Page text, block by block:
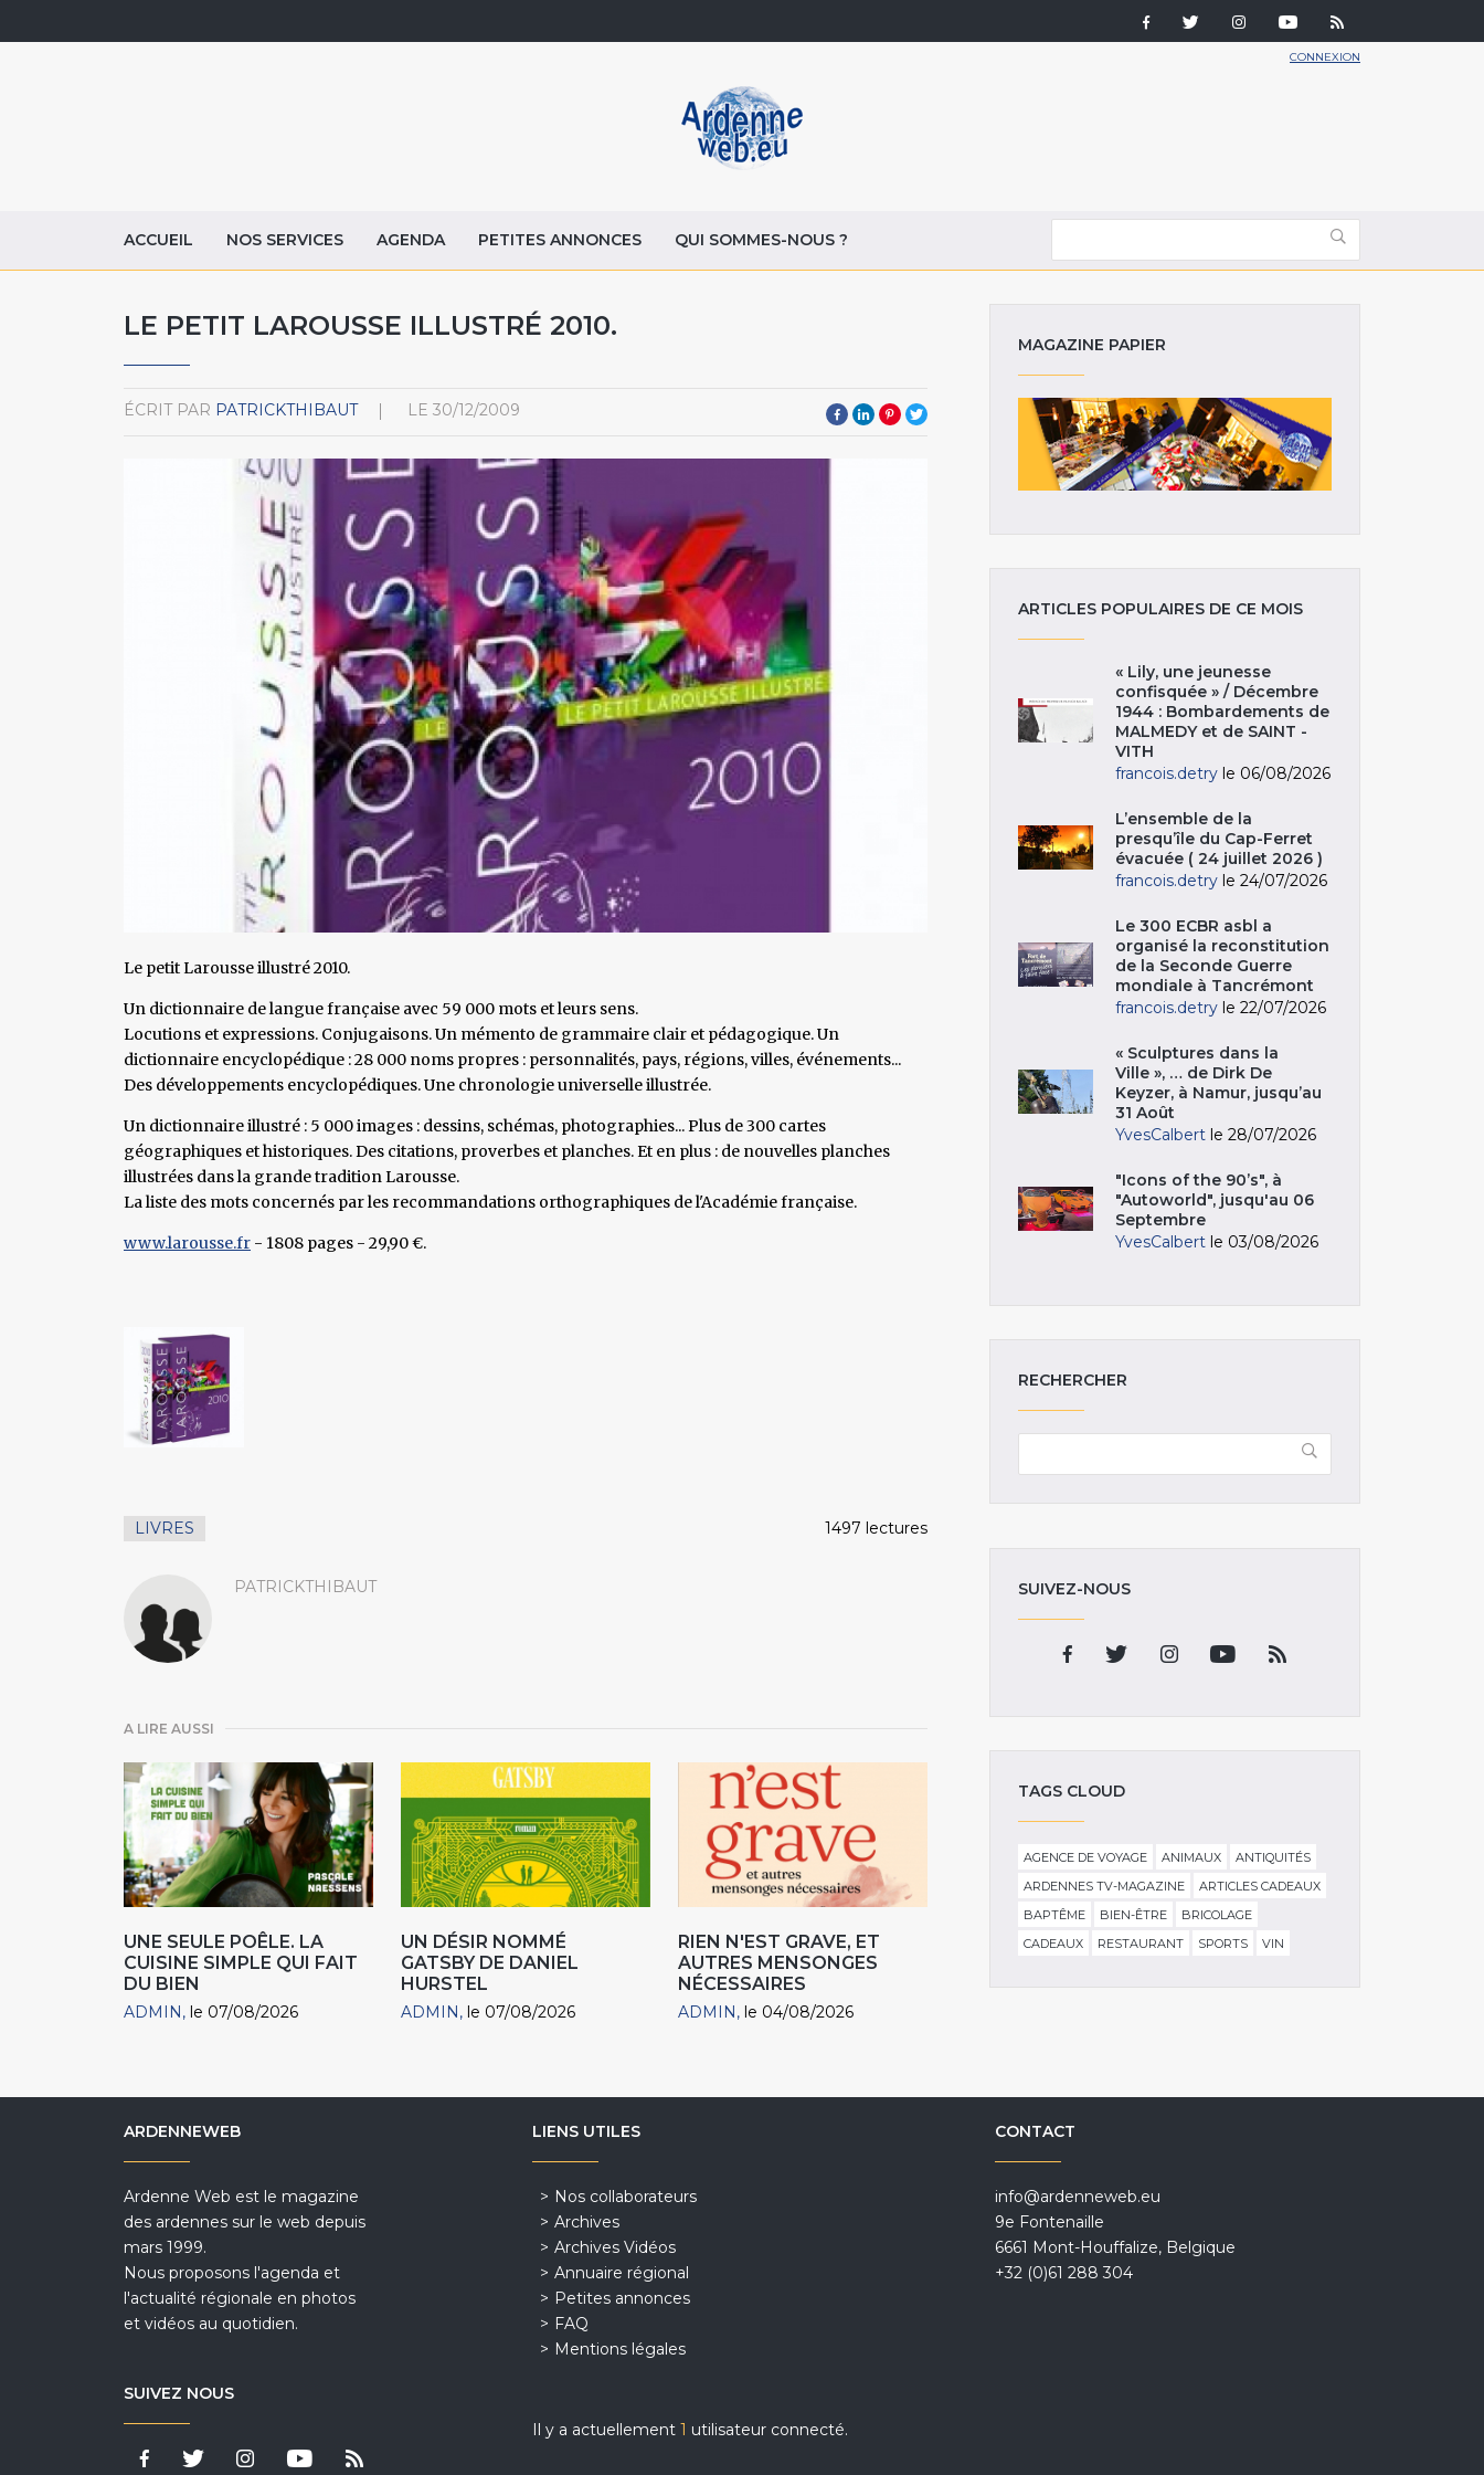
CONNEXION
ACCUEIL NOS SERVICES AGENDA PETITES ANNONCES QUI SOMMES-NOUS ?
LE PETIT LAROUSSE ILLUSTRÉ 2010.
ÉCRIT PAR PATRICKTHIBAUT LE 30/12/2009
Le petit Larousse illustré 2010.
Un dictionnaire de langue française avec 59 000 mots et leurs sens.
Locutions et expressions. Conjugaisons. Un mémento de grammaire clair et pédagogique. Un
dictionnaire encyclopédique : 28 000 noms propres : personnalités, pays, régions, villes, événements...
Des développements encyclopédiques. Une chronologie universelle illustrée.
Un dictionnaire illustré : 5 000 images : dessins, schémas, photographies... Plus de 300 cartes
géographiques et historiques. Des citations, proverbes et planches. Et en plus : de nouvelles planches
illustrées dans la grande tradition Larousse.
La liste des mots concernés par les recommandations orthographiques de l'Académie française.
www.larousse.fr - 1808 pages - 29,90 €.
LIVRES 1497 lectures
PATRICKTHIBAUT
A LIRE AUSSI
UNE SEULE POÊLE. LA
CUISINE SIMPLE QUI FAIT
DU BIEN
ADMIN le 07/08/2026
UN DÉSIR NOMMÉ
GATSBY DE DANIEL
HURSTEL
ADMIN le 07/08/2026
RIEN N'EST GRAVE, ET
AUTRES MENSONGES
NÉCESSAIRES
ADMIN le 04/08/2026
MAGAZINE PAPIER
ARTICLES POPULAIRES DE CE MOIS
« Lily, une jeunesse
confisquée » / Décembre
1944 : Bombardements de
MALMEDY et de SAINT -
VITH
francois.detry le 06/08/2026
L’ensemble de la
presqu’île du Cap-Ferret
évacuée ( 24 juillet 2026 )
francois.detry le 24/07/2026
Le 300 ECBR asbl a
organisé la reconstitution
de la Seconde Guerre
mondiale à Tancrémont
francois.detry le 22/07/2026
« Sculptures dans la
Ville », … de Dirk De
Keyzer, à Namur, jusqu’au
31 Août
YvesCalbert le 28/07/2026
"Icons of the 90’s", à
"Autoworld", jusqu'au 06
Septembre
YvesCalbert le 03/08/2026
RECHERCHER
SUIVEZ-NOUS
TAGS CLOUD
AGENCE DE VOYAGE ANIMAUX
ANTIQUITÉS
ARDENNES TV-MAGAZINE
ARTICLES CADEAUX
BAPTÊME
BIEN-ÊTRE
BRICOLAGE
CADEAUX
RESTAURANT SPORTS VIN
ARDENNEWEB
Ardenne Web est le magazine
des ardennes sur le web depuis
mars 1999.
Nous proposons l'agenda et
l'actualité régionale en photos
et vidéos au quotidien.
SUIVEZ NOUS
LIENS UTILES
Nos collaborateurs
Archives
Archives Vidéos
Annuaire régional
Petites annonces
FAQ
Mentions légales
Il y a actuellement 1 utilisateur connecté.
CONTACT
info@ardenneweb.eu
9e Fontenaille
6661 Mont-Houffalize, Belgique
+32 (0)61 288 304